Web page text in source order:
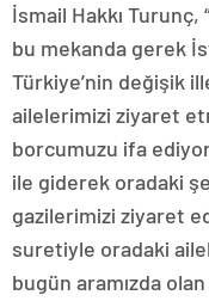
İsmail Hakkı Turunç,
bu mekanda gerek
Türkiye’nin değişik
ailelerimizi ziyaret
borcumuzu ifa
ile giderek oradaki
gazilerimizi ziyaret
suretiyle oradaki
bugün aramızda